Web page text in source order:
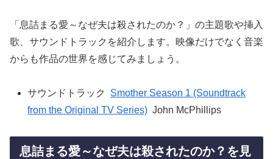
「息詰まる愛～なぜ夫は殺されたのか？」の主題歌や挿入
歌、サウンドトラックを紹介します。映像だけでなく音楽
からも作品の世界を感じてみましょう。
サウンドトラック
Smother Season 1 (Soundtrack
from the Original TV Series) John McPhillips
息詰まる愛～なぜ夫は殺されたのか？を見